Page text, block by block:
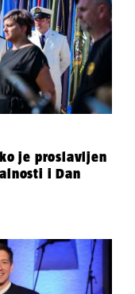
je proslavljen
i Dan